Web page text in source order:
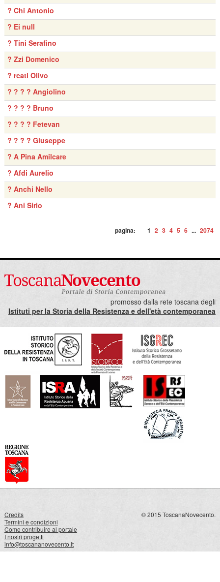
? Chi Antonio
? Ei null
? Tini Serafino
? Zzi Domenico
? rcati Olivo
? ? ? ? Angiolino
? ? ? ? Bruno
? ? ? ? Fetevan
? ? ? ? Giuseppe
? A Pina Amilcare
? Afdi Aurelio
? Anchi Nello
? Ani Sirio
pagina: 1 2 3 4 5 6 ... 2074
promosso dalla rete toscana degli
Istituti per la Storia della Resistenza e dell'età contemporanea
Credits
Termini e condizioni
Come contribuire al portale
I nostri progetti
info@toscananovecento.it
© 2015 ToscanaNovecento.